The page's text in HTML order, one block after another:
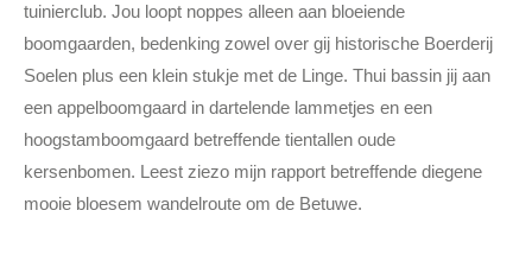
tuinierclub. Jou loopt noppes alleen aan bloeiende
boomgaarden, bedenking zowel over gij historische Boerderij
Soelen plus een klein stukje met de Linge. Thui bassin jij aan
een appelboomgaard in dartelende lammetjes en een
hoogstamboomgaard betreffende tientallen oude
kersenbomen. Leest ziezo mijn rapport betreffende diegene
mooie bloesem wandelroute om de Betuwe.